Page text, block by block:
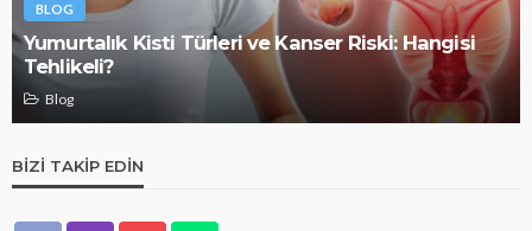
BLOG
Yumurtalık Kisti Türleri ve Kanser Riski: Hangisi
Tehlikeli?
Blog
BIZI TAKIP EDIN